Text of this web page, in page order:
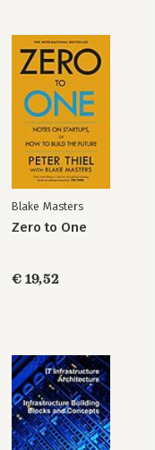
Blake Masters
Zero to One
€ 19,52